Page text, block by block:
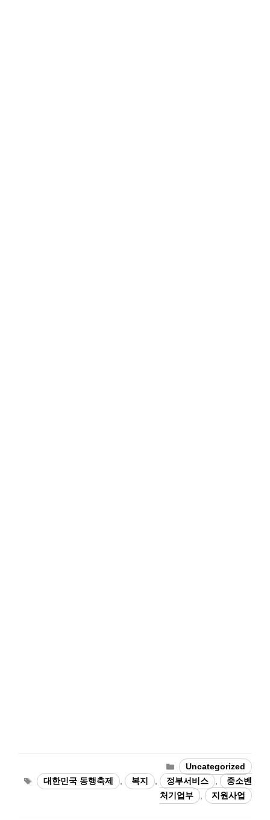
Categories
Uncategorized
Tags
대한민국 동행축제 , 복지 , 정부서비스 ,
중소벤
처기업부
, 지원사업